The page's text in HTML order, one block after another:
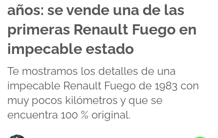
años: se vende una de las
primeras Renault Fuego en
impecable estado
Te mostramos los detalles de una
impecable Renault Fuego de 1983 con
muy pocos kilómetros y que se
encuentra 100 % original.